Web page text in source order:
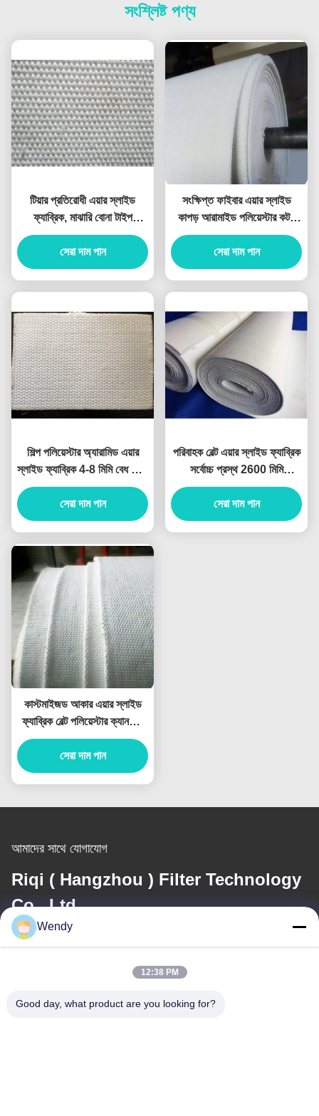
সংশ্লিষ্ট পণ্য
টিয়ার প্রতিরোধী এয়ার স্লাইড
ফ্যাব্রিক, মাঝারি বোনা টাইপ
এয়ারস্লাইড বেল্ট
সেরা দাম পান
সংক্ষিপ্ত ফাইবার এয়ার স্লাইড
কাপড় আরামাইড পলিয়েস্টার কটন
উপাদান
সেরা দাম পান
শিল্প পলিয়েস্টার অ্যারামিড এয়ার
স্লাইড ফ্যাব্রিক 4-8 মিমি বেধ বোনা
ফিল্টার
সেরা দাম পান
পরিবাহক বেল্ট এয়ার স্লাইড ফ্যাব্রিক
সর্বোচ্চ প্রস্থ 2600 মিমি
হেক্সাগোনাল হোল
সেরা দাম পান
কাস্টমাইজড আকার এয়ার স্লাইড
ফ্যাব্রিক বেল্ট পলিয়েস্টার ক্যানভাস
সিমেন্ট
সেরা দাম পান
আমাদের সাথে যোগাযোগ
Riqi ( Hangzhou ) Filter Technology
Co., Ltd.
ই-মেইল
wendy@hzriqi.com
Wendy
12:38 PM
Good day, what product are you looking for?